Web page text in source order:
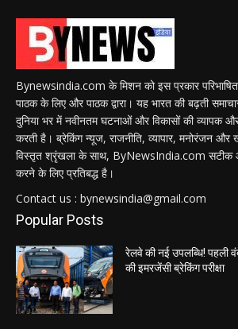
Bynewsindia.com के मिशन को इस प्रकार
पाठक के लिए और पाठक द्वारा। यह भारत की बढ़ती
दुनिया भर में नवीनतम घटनाओं और विकासों की व्यापक
करती है। ब्रेकिंग न्यूज, राजनीति, व्यापार, मनोरंजन और
विस्तृत श्रृंखला के साथ, ByNewsIndia.com सटीक और
करने के लिए प्रतिबद्ध है।
Contact us : bynewsindia@gmail.com
Popular Posts
रेलवे की नई उपलब्धि! पहली
की इमरजेंसी ब्रेकिंग परीक्षा